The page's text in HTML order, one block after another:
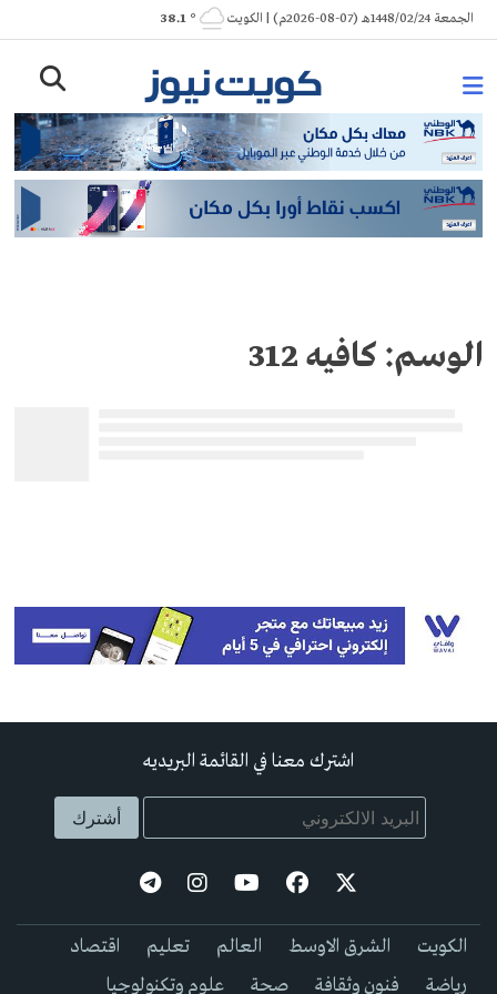
Skip
to
الجمعة 1448/02/24هـ (07-08-2026م) | الكويت ° 38.1
الوسم: كافيه 312
اشترك معنا في القائمة البريديه
الكويت الشرق الاوسط العالم تعليم
اقتصاد
رياضة
فنون وثقافة صحة علوم وتكنولوجيا